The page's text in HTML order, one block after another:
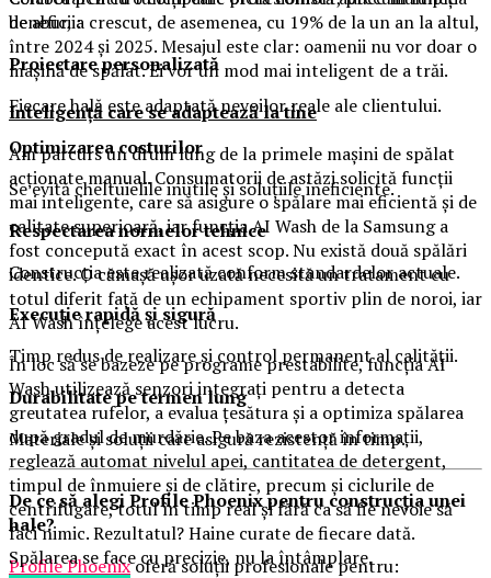
beneficii:
Proiectare personalizată
Fiecare hală este adaptată nevoilor reale ale clientului.
Optimizarea costurilor
Se evită cheltuielile inutile și soluțiile ineficiente.
Respectarea normelor tehnice
Construcția este realizată conform standardelor actuale.
Execuție rapidă și sigură
Timp redus de realizare și control permanent al calității.
Durabilitate pe termen lung
Materiale și soluții care asigură rezistență în timp.
De ce să alegi Profile Phoenix pentru construcția unei
hale?
Profile Phoenixoferă soluții profesionale pentru:
de abur, a crescut, de asemenea, cu 19% de la un an la altul,
între 2024 și 2025. Mesajul este clar: oamenii nu vor doar o
mașină de spălat. Ei vor un mod mai inteligent de a trăi.
Inteligență care se adaptează la tine
Am parcurs un drum lung de la primele mașini de spălat
acționate manual. Consumatorii de astăzi solicită funcții
mai inteligente, care să asigure o spălare mai eficientă și de
calitate superioară, iar funcția AI Wash de la Samsung a
fost concepută exact în acest scop. Nu există două spălări
identice. O cămașă ușor uzată necesită un tratament cu
totul diferit față de un echipament sportiv plin de noroi, iar
AI Wash înțelege acest lucru.
În loc să se bazeze pe programe prestabilite, funcția AI
Wash utilizează senzori integrați pentru a detecta
greutatea rufelor, a evalua țesătura și a optimiza spălarea
după gradul de murdărie. Pe baza acestor informații,
reglează automat nivelul apei, cantitatea de detergent,
timpul de înmuiere și de clătire, precum și ciclurile de
centrifugare, totul în timp real și fără ca să fie nevoie să
faci nimic. Rezultatul? Haine curate de fiecare dată.
Spălarea se face cu precizie, nu la întâmplare.